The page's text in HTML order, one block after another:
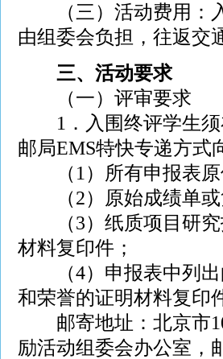
（三）活动费用：入
由组委会负担，往返交
三、活动要求
（一）评审要求
1．入围终评学生须
邮局EMS特快专递方式
（1）所有申报表原
（2）原始成绩单或
（3）纸质项目研究
材料复印件；
（4）申报表中列出
和荣誉的证明材料复印
邮寄地址：北京市
励活动组委会办公室，